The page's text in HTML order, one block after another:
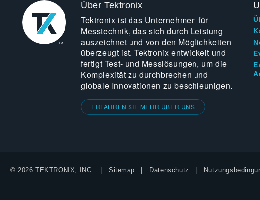
Über Tektronix
Tektronix ist das Unternehmen für
Messtechnik, das sich durch Leistung
auszeichnet und von den Möglichkeiten
überzeugt ist. Tektronix entwickelt und
fertigt Test- und Messlösungen, um die
Komplexität zu durchbrechen und
globale Innovationen zu beschleunigen.
ERFAHREN SIE MEHR ÜBER UNS
© 2026 TEKTRONIX, INC. Sitemap Datenschutz